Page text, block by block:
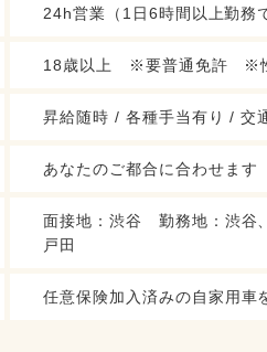
24h営業（1日6時間以上勤務
18歳以上 ※要普通免許 ※
昇給随時 / 各種手当有り / 交
あなたのご都合に合わせます
面接地：渋谷 勤務地：渋谷
戸田
任意保険加入済みの自家用車